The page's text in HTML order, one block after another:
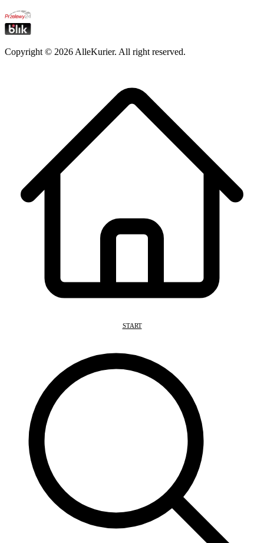
Copyright © 2026 AlleKurier. All right reserved.
START